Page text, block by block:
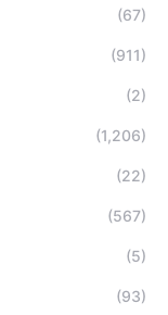
(67)
(911)
(2)
(1,206)
(22)
(567)
(5)
(93)